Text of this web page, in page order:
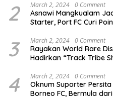
2 March 2, 2024 0 Comment
Asnawi Mangkualam
Starter, Port FC Curi
3 March 2, 2024 0 Comment
Rayakan World Rare
Hadirkan “Track Tribe
4 March 2, 2024 0 Comment
Oknum Suporter
Borneo FC, Bermula